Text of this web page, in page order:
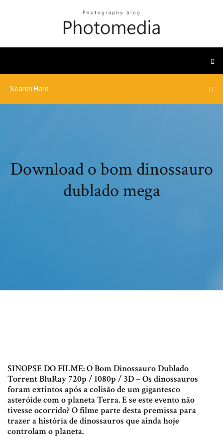
Download o bom dinossauro
dublado mega
SINOPSE DO FILME: O Bom Dinossauro Dublado
Torrent BluRay 720p / 1080p / 3D – Os dinossauros
foram extintos após a colisão de um gigantesco
asteróide com o planeta Terra. E se este evento não
tivesse ocorrido? O filme parte desta premissa para
trazer a história de dinossauros que ainda hoje
controlam o planeta.